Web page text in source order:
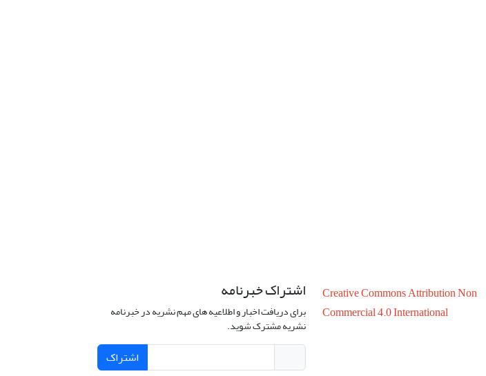
Creative Commons Attribution Non
Commercial 4.0 International
اشتراک خبرنامه
برای دریافت اخبار و اطلاعیه های مهم نشریه در خبرنامه
نشریه مشترک شوید.
اشتراک